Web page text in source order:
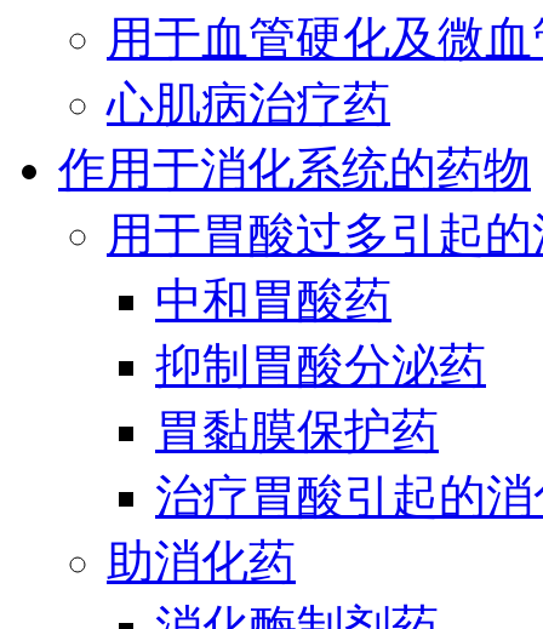
用于血管硬化及微
心肌病治疗药
作用于消化系统的药物
用于胃酸过多引起
中和胃酸药
抑制胃酸分泌药
胃黏膜保护药
治疗胃酸引起的
助消化药